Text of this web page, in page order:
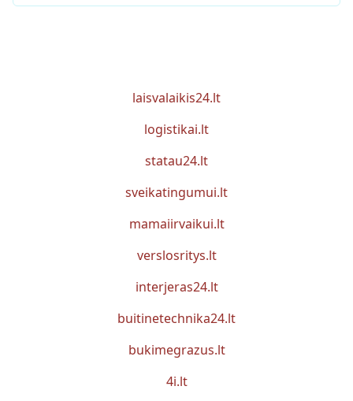
laisvalaikis24.lt
logistikai.lt
statau24.lt
sveikatingumui.lt
mamaiirvaikui.lt
verslosritys.lt
interjeras24.lt
buitinetechnika24.lt
bukimegrazus.lt
4i.lt